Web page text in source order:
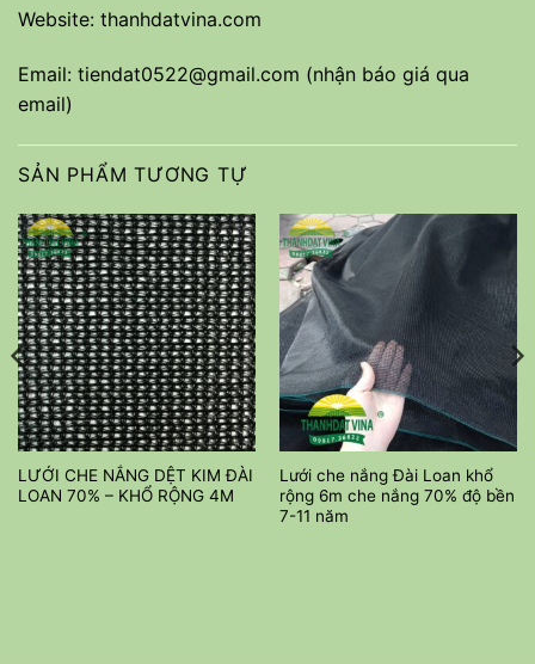
Website: thanhdatvina.com
Email: tiendat0522@gmail.com (nhận báo giá qua
email)
SẢN PHẨM TƯƠNG TỰ
LƯỚI CHE NẮNG DỆT KIM ĐÀI
LOAN 70% – KHỔ RỘNG 4M
Lưới che nắng Đài Loan khổ
rộng 6m che nắng 70% độ bền
7-11 năm